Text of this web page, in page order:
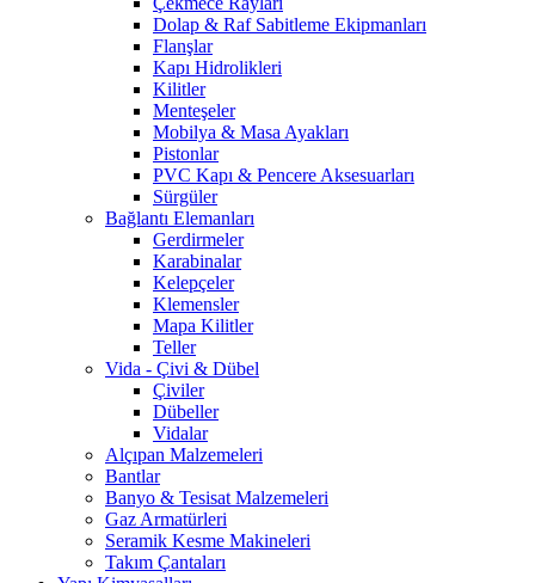
Dolap & Raf Sabitleme Ekipmanları
Flanşlar
Kapı Hidrolikleri
Kilitler
Menteşeler
Mobilya & Masa Ayakları
Pistonlar
PVC Kapı & Pencere Aksesuarları
Sürgüler
Bağlantı Elemanları
Gerdirmeler
Karabinalar
Kelepçeler
Klemensler
Mapa Kilitler
Teller
Vida - Çivi & Dübel
Çiviler
Dübeller
Vidalar
Alçıpan Malzemeleri
Bantlar
Banyo & Tesisat Malzemeleri
Gaz Armatürleri
Seramik Kesme Makineleri
Takım Çantaları